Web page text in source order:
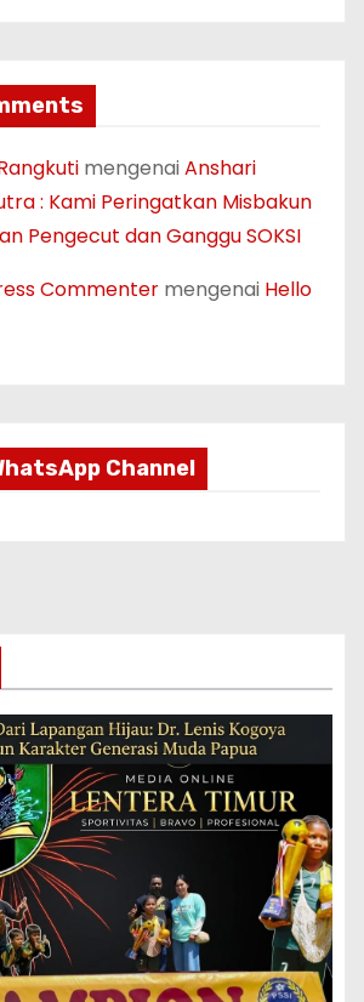
mengenaiAnshari
: Kami Peringatkan Misbakun
Pengecut dan Ganggu SOKSI
Commenter mengenai Hello
Channel